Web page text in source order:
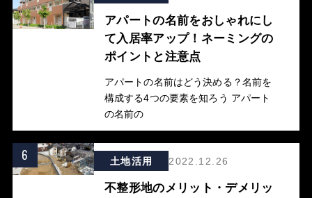
アパートの名前をおしゃれにし
て入居率アップ！ネーミングの
ポイントと注意点
アパートの名前はどう決める？名前を
構成する4つの要素を知ろう アパート
の名前の
6 土地活用 2022.12.26
不整形地のメリット・デメリッ